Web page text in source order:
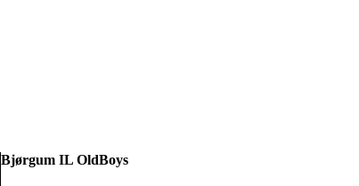
Bjørgum IL OldBoys